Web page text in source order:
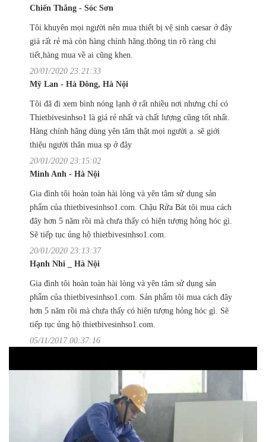
Chiến Thắng - Sóc Sơn
Tôi khuyên mọi người nên mua thiết bị vệ sinh caesar ở đây
giá rất rẻ mà còn hàng chính hãng.thông tin rõ ràng chi
tiết,hàng mua về ai cũng khen.
20/01/2020 23:21:33
Mỹ Lan - Hà Đông, Hà Nội
Tôi đã đi xem bình nóng lạnh ở rất nhiều nơi nhưng chỉ có
Thietbivesinhso1 là giá rẻ nhất và chất lượng cũng tốt nhất.
Hàng chính hãng dùng yên tâm thật mọi người ạ. sẽ giới
thiệu người thân mua sp ở đây
20/01/2020 23:15:02
Minh Anh - Hà Nội
Gia đình tôi hoàn toàn hài lòng và yên tâm sử dụng sản
phẩm của thietbivesinhso1.com. Chậu Rửa Bát tôi mua cách
đây hơn 5 năm rồi mà chưa thấy có hiện tượng hỏng hóc gì.
Sẽ tiếp tục ủng hộ thietbivesinhso1.com.
20/01/2020 23:13:37
Hạnh Nhi _ Hà Nội
Gia đình tôi hoàn toàn hài lòng và yên tâm sử dụng sản
phẩm của thietbivesinhso1.com. Sản phẩm tôi mua cách đây
hơn 5 năm rồi mà chưa thấy có hiện tượng hỏng hóc gì. Sẽ
tiếp tục ủng hộ thietbivesinhso1.com.
05/11/2017 00:37:16